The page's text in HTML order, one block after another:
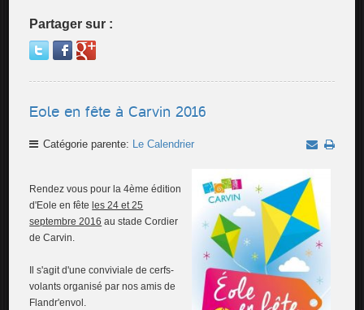
Partager sur :
Eole en fête à Carvin 2016
Catégorie parente: Le Calendrier
Rendez vous pour la 4ème édition
d'Eole en fête les 24 et 25
septembre 2016 au stade Cordier
de Carvin.
Il s'agit d'une conviviale de cerfs-
volants organisé par nos amis de
Flandr'envol.